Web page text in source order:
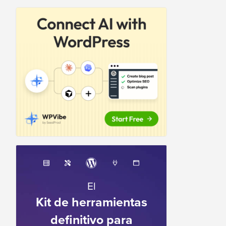
El
Kit de herramientas
definitivo para